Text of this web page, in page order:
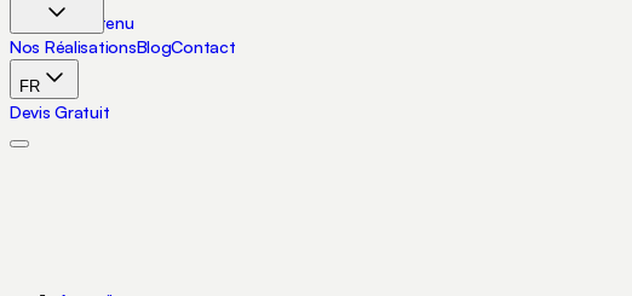
Aller au contenu
Nos RéalisationsBlogContact
FR
Devis Gratuit